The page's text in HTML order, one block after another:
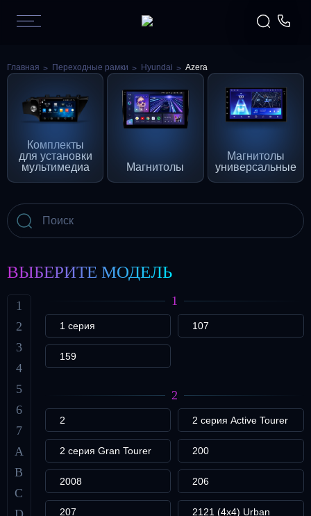
Главная Переходные рамки Hyundai Azera
Комплекты
для установки
мультимедиа
Магнитолы
Магнитолы
универсальные
ВЫБЕРИТЕ МОДЕЛЬ
1
2
3
4
5
6
7
A
B
C
1
1 серия 107
159
2
2 2 серия Active Tourer
2 серия Gran Tourer 200
2008 206
207 2121 (4x4) Urban